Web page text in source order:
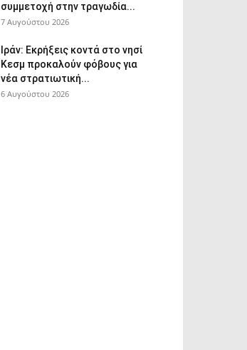
συμμετοχή στην τραγωδία...
7 Αυγούστου 2026
Ιράν: Εκρήξεις κοντά στο νησί
Κεσμ προκαλούν φόβους για
νέα στρατιωτική...
6 Αυγούστου 2026